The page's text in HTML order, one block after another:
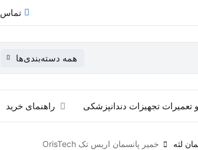
تماس
همه دسته‌بندی‌ها
تعمیرات تجهیزات دندانپزشکی راهنمای خرید
لثه خمیر پانسمان اریس تک OrisTech